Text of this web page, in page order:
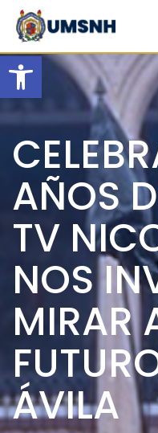
Open
Skip
content
AÑOS
TV
NOS
MIRAR
ÁVILA